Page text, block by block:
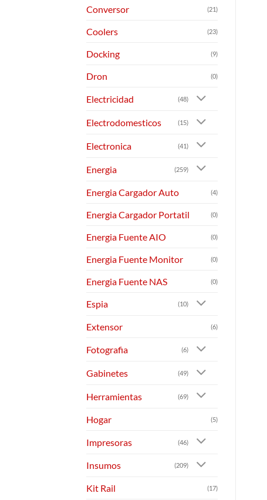
Conversor (21)
Coolers (23)
Docking (9)
Dron (0)
Electricidad (48)
Electrodomesticos (15)
Electronica (41)
Energia (259)
Energia Cargador Auto (4)
Energia Cargador Portatil (0)
Energia Fuente AIO (0)
Energia Fuente Monitor (0)
Energia Fuente NAS (0)
Espia (10)
Extensor (6)
Fotografia (6)
Gabinetes (49)
Herramientas (69)
Hogar (5)
Impresoras (46)
Insumos (209)
Kit Rail (17)